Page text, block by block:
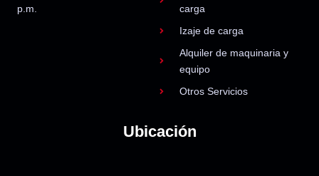
p.m.
carga
Izaje de carga
Alquiler de maquinaria y
equipo
Otros Servicios
Ubicación